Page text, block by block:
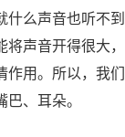
什么声音也听不
将声音开得很大
作用。所以，我
、耳朵。